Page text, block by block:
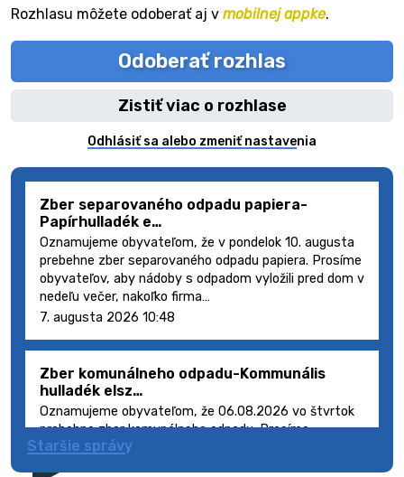
Rozhlasu môžete odoberať aj v mobilnej appke.
Odoberať rozhlas
Zistiť viac o rozhlase
Odhlásiť sa alebo zmeniť nastavenia
Zber separovaného odpadu papiera-
Papírhulladék e…
Oznamujeme obyvateľom, že v pondelok 10. augusta
prebehne zber separovaného odpadu papiera. Prosíme
obyvateľov, aby nádoby s odpadom vyložili pred dom v
nedeľu večer, nakoľko firma…
7. augusta 2026 10:48
Zber komunálneho odpadu-Kommunális
hulladék elsz…
Oznamujeme obyvateľom, že 06.08.2026 vo štvrtok
prebehne zber komunálneho odpadu. Prosíme
obyvateľov, aby smetné nádoby s odpadom vyložili
Staršie správy